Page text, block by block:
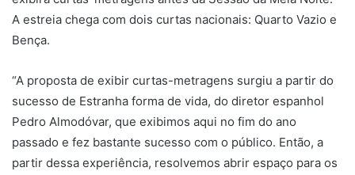
A estreia chega com dois curtas nacionais: Quarto Vazio e
Bença.
“A proposta de exibir curtas-metragens surgiu a partir do
sucesso de Estranha forma de vida, do diretor espanhol
Pedro Almodóvar, que exibimos aqui no fim do ano
passado e fez bastante sucesso com o público. Então, a
partir dessa experiência, resolvemos abrir espaço para os